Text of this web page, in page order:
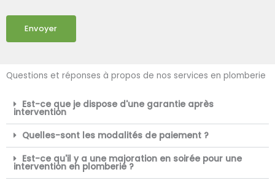
Envoyer
Questions et réponses à propos de nos services en plomberie
Est-ce que je dispose d'une garantie après
intervention
Quelles-sont les modalités de paiement ?
Est-ce qu'il y a une majoration en soirée pour une
intervention en plomberie ?